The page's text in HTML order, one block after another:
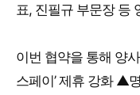
표, 진필규 부문장 등
이번 협약을 통해 양
스페이’ 제휴 강화 ▲